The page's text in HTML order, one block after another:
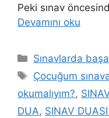
Peki sınav
Devamını oku
Sınavlarda
Çocuğum
okumalıyım?,
DUA, SINAV